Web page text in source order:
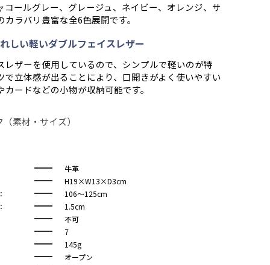
コールグレー、グレージュ、ネイビー、オレンジ、サ
カラバリ豊富な全6色展開です。
しい軽いダブルフェイスレザー
レザーを使用しているので、シンプルで軽いのが特
で立体感が出ることにより、口開きがよく使いやすい
ードなどの小物が収納可能です。
素材・サイズ）
牛革
H19×W13×D3cm
106～125cm
1.5cm
不可
7
145g
オープン